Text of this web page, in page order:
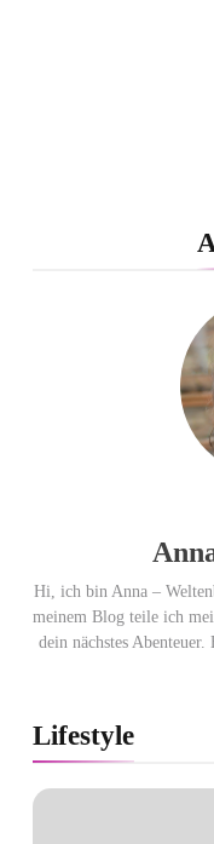
Hi, ich bin Anna –
meinem Blog teile ich
dein nächstes
Lifestyle